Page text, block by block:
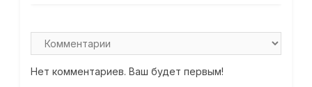
Нет комментариев. Ваш будет первым!